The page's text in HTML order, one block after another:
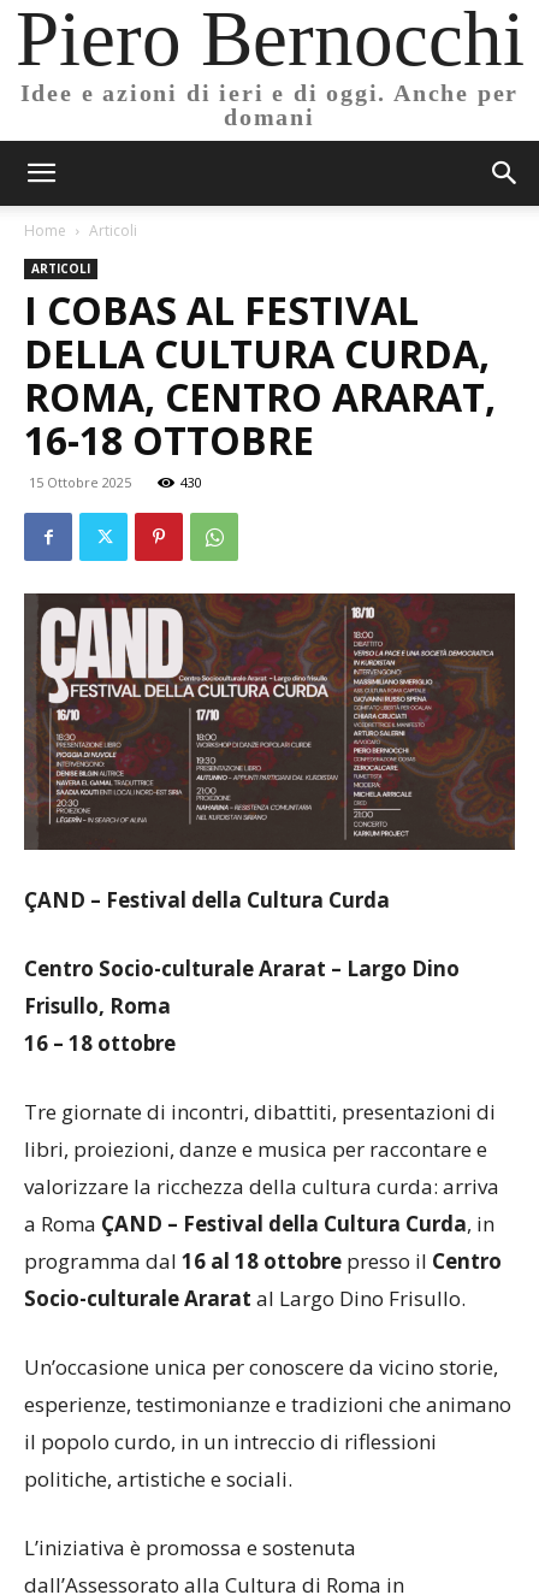
Piero Bernocchi
Idee e azioni di ieri e di oggi. Anche per
domani
Home Articoli
ARTICOLI
I COBAS AL FESTIVAL
DELLA CULTURA CURDA,
ROMA, CENTRO ARARAT,
16-18 OTTOBRE
15 Ottobre 2025 430
ÇAND – Festival della Cultura Curda
Centro Socio-culturale Ararat – Largo Dino
Frisullo, Roma
16 – 18 ottobre
Tre giornate di incontri, dibattiti, presentazioni di
libri, proiezioni, danze e musica per raccontare e
valorizzare la ricchezza della cultura curda: arriva
a Roma ÇAND – Festival della Cultura Curda, in
programma dal 16 al 18 ottobre presso il Centro
Socio-culturale Ararat al Largo Dino Frisullo.
Un’occasione unica per conoscere da vicino storie,
esperienze, testimonianze e tradizioni che animano
il popolo curdo, in un intreccio di riflessioni
politiche, artistiche e sociali.
L’iniziativa è promossa e sostenuta
dall’Assessorato alla Cultura di Roma in